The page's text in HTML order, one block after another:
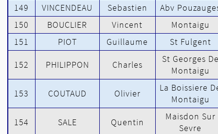
149
VINCENDEAU Sebastien
Abv
150
BOUCLIER Vincent
Montaigu
151
PIOT Guillaume St Fulgent
152 PHILIPPON Charles
St Georges
Montaigu
153 COUTAUD Olivier
La Boissiere
Montaigu
154 SALE Quentin
Maisdon Sur
Sevre